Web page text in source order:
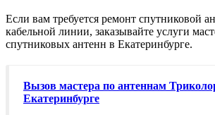
Если вам требуется ремонт спутниковой
кабельной линии, заказывайте услуги
спутниковых антенн в Екатеринбурге.
Вызов мастера по антеннам
Екатеринбурге